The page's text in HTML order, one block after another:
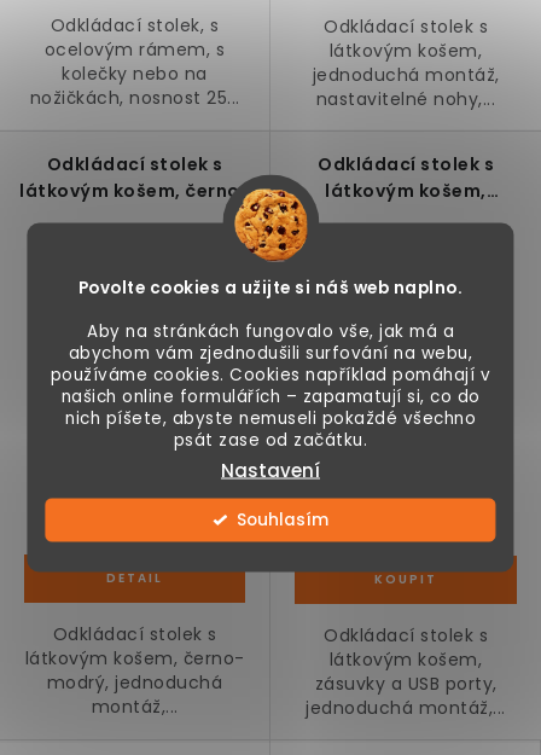
Povolte cookies a užijte si náš web naplno.
Aby na stránkách fungovalo vše, jak má a
abychom vám zjednodušili surfování na webu,
používáme cookies. Cookies například pomáhají v
našich online formulářích – zapamatují si, co do
nich píšete, abyste nemuseli pokaždé všechno
psát zase od začátku.
Nastavení
Souhlasím
Odkládací stolek, s
ocelovým rámem, s
kolečky nebo na
nožičkách, nosnost 25...
Odkládací stolek s
látkovým košem,
jednoduchá montáž,
nastavitelné nohy,...
Odkládací stolek s
látkovým košem, černo-
modrý
Odkládací stolek s
látkovým košem, černo-
modrý, jednoduchá
montáž,...
Odkládací stolek s
látkovým košem,
zásuvkami a USB porty,
1 390 Kč
Odkládací stolek s
látkovým košem,
zásuvky a USB porty,
jednoduchá montáž,...